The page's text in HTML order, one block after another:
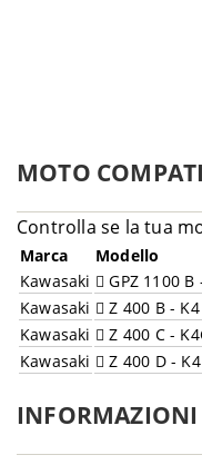
MOTO
Controlla se la tua
Marca Modello
Kawasaki
GPZ 1100 B
Kawasaki
Z 400 B - K4
Kawasaki
Z 400 C -
Kawasaki
Z 400 D - K4
INFORMAZIONI